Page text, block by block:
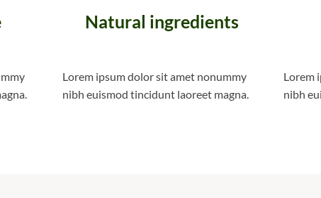
Natural ingredients
Lorem ipsum dolor sit amet nonummy
nibh euismod tincidunt laoreet magna.
Lorem
nibh